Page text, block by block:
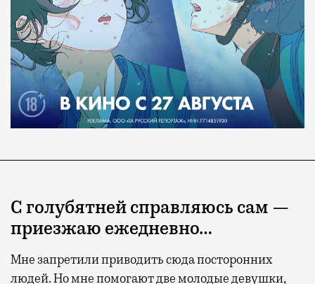
С голубятней справляюсь сам —
приезжаю ежедневно…
Мне запретили приводить сюда посторонних
людей. Но мне помогают две молодые девушки,